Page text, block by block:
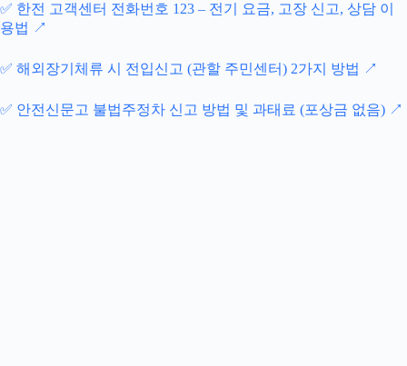
✅ 한전 고객센터 전화번호 123 – 전기 요금, 고장 신고, 상담 이
용법 ↗
✅ 해외장기체류 시 전입신고 (관할 주민센터) 2가지 방법 ↗
✅ 안전신문고 불법주정차 신고 방법 및 과태료 (포상금 없음) ↗